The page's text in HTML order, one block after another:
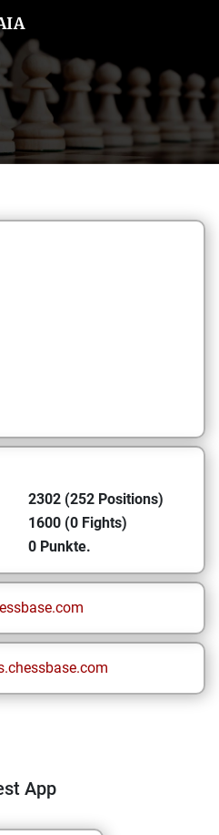
2302 (252 Positions)
1600 (0 Fights)
0 Punkte.
App